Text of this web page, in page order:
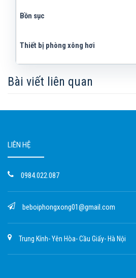
Bồn sục
Thiết bị phòng xông hơi
Bài viết liên quan
LIÊN HỆ
0984.022.087
beboiphongxong01@gmail.com
Trung Kính- Yên Hòa- Cầu Giấy- Hà Nội